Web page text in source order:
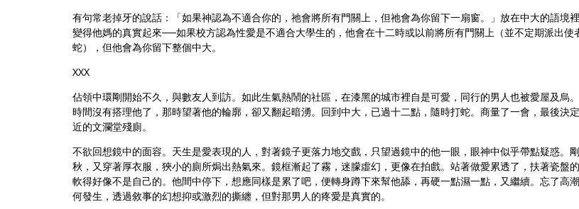
有句常老掉牙的說話：「如果神認為不適合你的，祂會將所有門關上，但祂會為你留下一扇窗。」放在中大的語境
變得他媽的真實起來──如果校方認為性愛是不適合大學生的，他會在十二時或以前將所有門關上（並不定期派出使
蛇），但他會為你留下整個中大。
XXX
佔領中環剛開始不久，與數友人到訪。如此生氣熱鬧的社區，在漆黑的城市裡自是可愛，同行的男人也被愛屋及烏
時間沒有搭理他了，那時望著他的輪廓，卻又翻起暗湧。回到中大，已過十二點，隨時打蛇。商量了一會，最後決
近的文瀾堂殘廁。
不欲回想鏡中的面容。天生是愛表現的人，對著鏡子更落力地交戲，只望過鏡中的他一眼，眼神中似乎帶點疑惑。
秋，又穿著厚衣服，狹小的廁所焗出熱氣來。鏡框漸起了霧，迷朦虛幻，更像在拍戲。站著做愛累透了，扶著瓷盤
軟得好像不是自己的。他間中停下，想應同樣是累了吧，便轉身蹲下來幫他舔，再硬一點濕一點，又繼續。忘了高
何發生，透過敘事的幻想抑或激烈的撕纏，但對那男人的疼愛是真實的。